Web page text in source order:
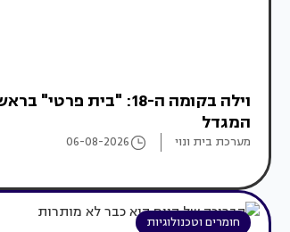
וילה בקומה ה-18: "בית פרטי"
המגדל
מערכת בית ונוי 06-08-2026
חומרים וטכנולוגיות